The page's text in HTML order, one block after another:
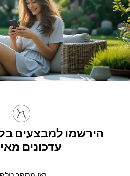
הירשמו למבצעים
עדכונים